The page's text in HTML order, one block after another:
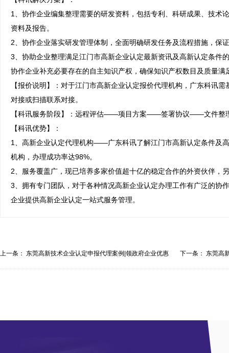
1、协作企业编集整理需要的研发资料，包括专利、科研成果、技术
资料及报告。
2、协作企业落实研发管理体制，全面明确研发任务及流程措施，保
3、协助企业整理满足江门市高新企业认定最新资讯及高新认定条件
协作企业补充必要存在的自主知识产权，确保知识产权数目及质量满
【报价说明】：对于江门市高新企业认定报价代理机构，广东科讯
对接或扫描联系对接。
【科讯服务阶段】：远程评估——项目方案——签署协议——文件
【科讯优势】：
1、高新企业认定代理机构——广东科讯了解江门市高新认定条件及
机构，办理成功率达98%。
2、服务覆盖广，现已培养多家价值超十亿的稳定合作的外资伙伴，
3、拥有专门团队，对于各种情况高新企业认定办理工作有广泛的协
企业提供高新企业认定一站式服务管理。
上一条： 东莞高新技术企业认定申报代理案例|领政府企业优惠 下一条： 东莞高